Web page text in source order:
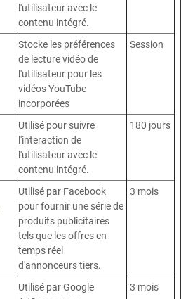
l'utilisateur avec le
contenu intégré.
Stocke les préférences
de lecture vidéo de
l'utilisateur pour les
vidéos YouTube
incorporées
Session
Utilisé pour suivre
l'interaction de
l'utilisateur avec le
contenu intégré.
180 jours
Utilisé par Facebook
pour fournir une série de
produits publicitaires
tels que les offres en
temps réel
d'annonceurs tiers.
3 mois
Utilisé par Google
3 mois